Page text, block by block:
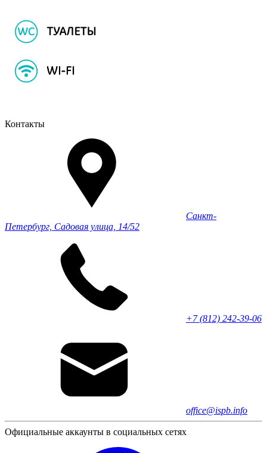
Контакты
Санкт-
Петербург, Садовая улица, 14/52
+7 (812) 242-39-06
office@ispb.info
Официальные аккаунты в социальных сетях